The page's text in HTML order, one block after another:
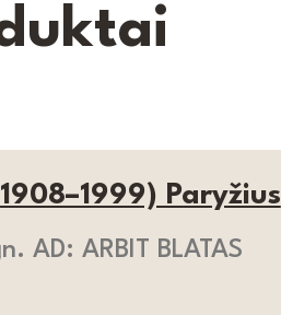
Paryžius
AD: ARBIT BLATAS